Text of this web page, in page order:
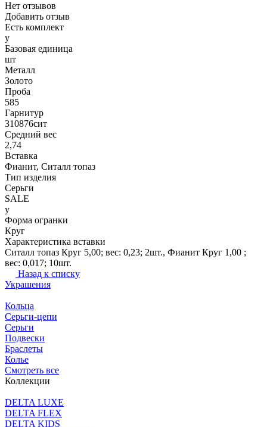
Нет отзывов
Добавить отзыв
Есть комплект
y
Базовая единица
шт
Металл
Золото
Проба
585
Гарнитур
310876сит
Средний вес
2,74
Вставка
Фианит, Ситалл топаз
Тип изделия
Серьги
SALE
y
Форма огранки
Круг
Характеристика вставки
Ситалл топаз Круг 5,00; вес: 0,23; 2шт., Фианит Круг 1,00 ;
вес: 0,017; 10шт.
Назад к списку
Украшения
Кольца
Серьги-цепи
Серьги
Подвески
Браслеты
Колье
Смотреть все
Коллекции
DELTA LUXE
DELTA FLEX
DELTA KIDS